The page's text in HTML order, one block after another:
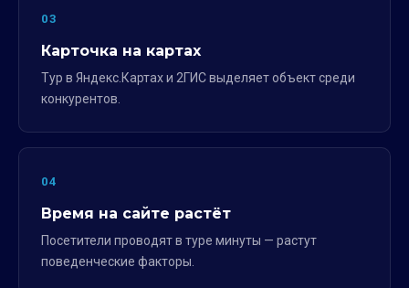
03
Карточка на картах
Тур в Яндекс.Картах и 2ГИС выделяет объект среди
конкурентов.
04
Время на сайте растёт
Посетители проводят в туре минуты — растут
поведенческие факторы.